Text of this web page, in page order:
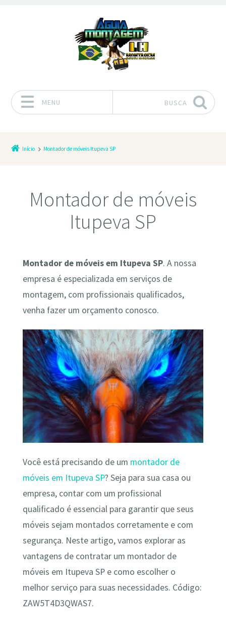
MENU BUSCA
Início Montador de móveis Itupeva SP
Montador de móveis
Itupeva SP
Montador de móveis em Itupeva SP. A nossa
empresa é especializada em serviços de
montagem, com profissionais qualificados,
venha fazer um orçamento conosco.
Você está precisando de um montador de
móveis em Itupeva SP? Seja para sua casa ou
empresa, contar com um profissional
qualificado é essencial para garantir que seus
móveis sejam montados corretamente e com
segurança. Neste artigo, vamos explorar as
vantagens de contratar um montador de
móveis em Itupeva SP e como escolher o
melhor serviço para suas necessidades. Código:
ZAW5T4D3QWAS7.